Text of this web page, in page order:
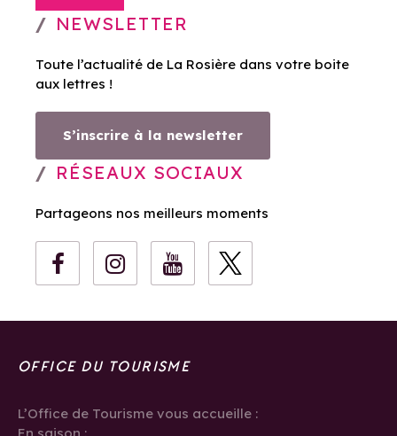
NEWSLETTER
Toute l’actualité de La Rosière dans votre boite
aux lettres !
S’inscrire à la newsletter
RÉSEAUX SOCIAUX
Partageons nos meilleurs moments
OFFICE DU TOURISME
L’Office de Tourisme vous accueille :
En saison :